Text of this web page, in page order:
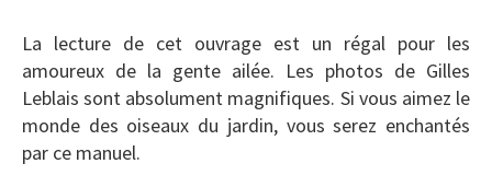
La lecture de cet ouvrage est un régal pour les
amoureux de la gente ailée. Les photos de Gilles
Leblais sont absolument magnifiques. Si vous aimez le
monde des oiseaux du jardin, vous serez enchantés
par ce manuel.